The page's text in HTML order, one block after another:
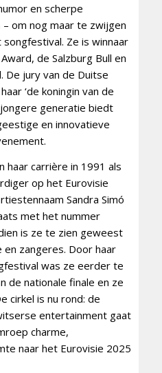
en scherpe
om nog maar te zwijgen
Ze is winnaar
de Salzburg Bull en
De jury van de Duitse
‘de koningin van de
generatie biedt
en innovatieve
haar carrière in 1991 als
op het Eurovisie
Sandra Simó
met het nummer
is ze te zien geweest
zangeres. Door haar
was ze eerder te
de nationale finale en ze
cirkel is nu rond: de
entertainment gaat
charme,
naar het Eurovisie 2025